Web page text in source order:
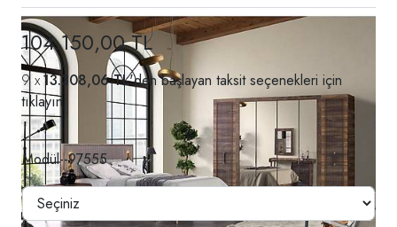
104.150,00 TL
13.308,06 TL'den başlayan taksit seçenekleri için
tıklayın.
Modül--97555